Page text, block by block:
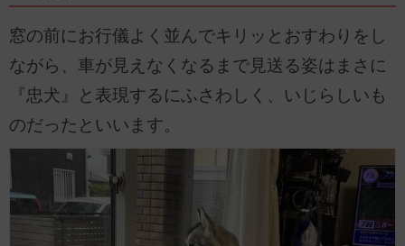
窓の前にお行儀よく並んでキリッとおすわりをし
ながら、車が見えなくなるまで見送る姿はまさに
『忠犬』と表現するにふさわしく、いじらしいも
のだったといいます。